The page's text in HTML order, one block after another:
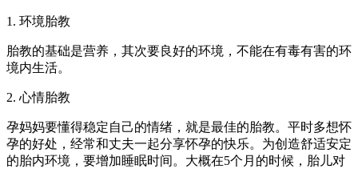
1. 环境胎教
胎教的基础是营养，其次要良好的环境，不能在有毒有害的环
境内生活。
2. 心情胎教
孕妈妈要懂得稳定自己的情绪，就是最佳的胎教。平时多想怀
孕的好处，经常和丈夫一起分享怀孕的快乐。为创造舒适安定
的胎内环境，要增加睡眠时间。大概在5个月的时候，胎儿对